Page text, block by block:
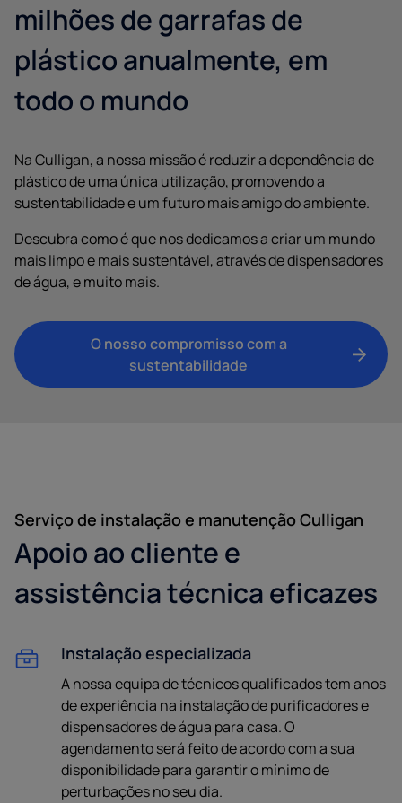
milhões de garrafas de
plástico anualmente, em
todo o mundo
Na Culligan, a nossa missão é reduzir a dependência de
plástico de uma única utilização, promovendo a
sustentabilidade e um futuro mais amigo do ambiente.
Descubra como é que nos dedicamos a criar um mundo
mais limpo e mais sustentável, através de dispensadores
de água, e muito mais.
O nosso compromisso com a
sustentabilidade
Serviço de instalação e manutenção Culligan
Apoio ao cliente e
assistência técnica eficazes
Instalação especializada
A nossa equipa de técnicos qualificados tem anos
de experiência na instalação de purificadores e
dispensadores de água para casa. O
agendamento será feito de acordo com a sua
disponibilidade para garantir o mínimo de
perturbações no seu dia.